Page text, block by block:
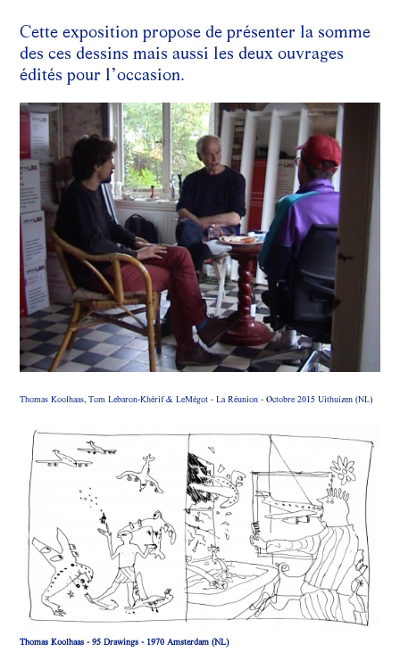
Cette exposition propose de présenter la somme
des ces dessins mais aussi les deux ouvrages
édités pour l’occasion.
Thomas Koolhaas, Tom Lebaron-Khérif & LeMégot - La Réunion - Octobre 2015 Uithuizen (NL)
Thomas Koolhaas - 95 Drawings - 1970 Amsterdam (NL)